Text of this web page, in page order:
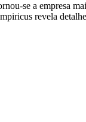
se a empresa
revela